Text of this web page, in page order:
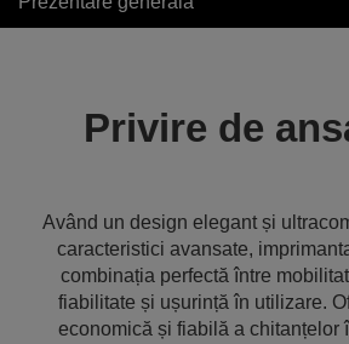
Privire de
Având un design elegant și
caracteristici avansate,
combinația perfectă între
fiabilitate și ușurință în utilizare.
economică și fiabilă a chitanțelor